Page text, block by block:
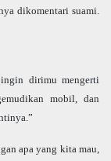
dikomentari suami.
ingin dirimu mengerti
mobil, dan
apa yang kita mau,